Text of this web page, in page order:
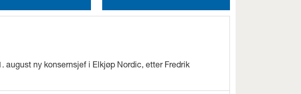
august ny konsernsjef i Elkjøp Nordic, etter Fredrik